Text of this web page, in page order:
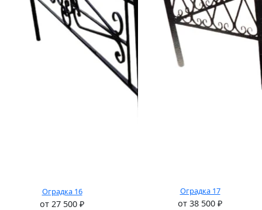
Оградка 16
от 27 500 ₽
Оградка 17
от 38 500 ₽